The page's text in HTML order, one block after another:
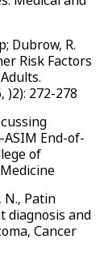
Dubrow, R.
Risk Factors
)2): 272-278
End-of-
of
N., Patin
diagnosis and
Cancer